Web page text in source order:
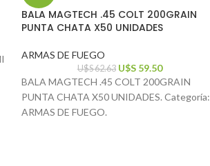
BALA MAGTECH .45 COLT 200GRAIN
PUNTA CHATA X50 UNIDADES
ARMAS DE FUEGO
U$S62.63 U$S 59.50
BALA MAGTECH .45 COLT 200GRAIN
PUNTA CHATA X50 UNIDADES. Categoría:
ARMAS DE FUEGO.